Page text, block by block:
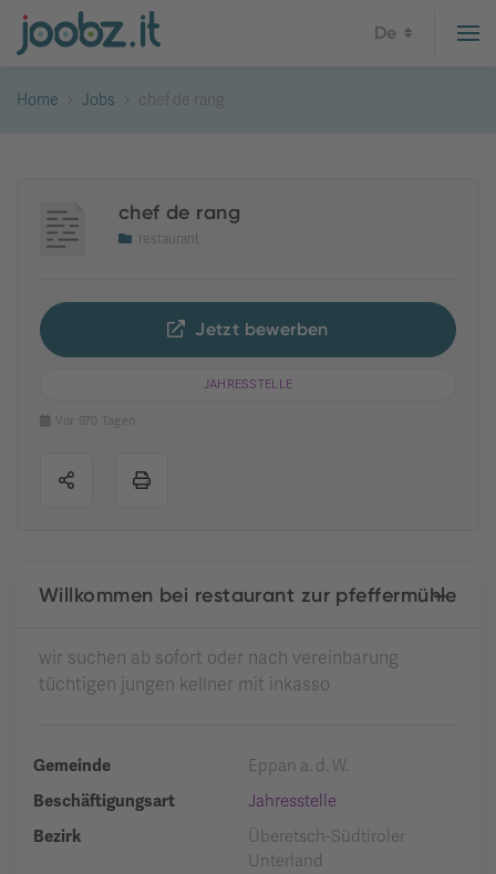
De
Home Jobs chef de rang
chef de rang
restaurant
Jetzt bewerben
JAHRESSTELLE
Vor 970 Tagen
Willkommen bei restaurant zur pfeffermühle
wir suchen ab sofort oder nach vereinbarung
tüchtigen jungen kellner mit inkasso
Gemeinde
Eppan a. d. W.
Beschäftigungsart
Jahresstelle
Bezirk
Überetsch-Südtiroler
Unterland